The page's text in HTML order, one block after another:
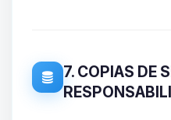
7. COPIAS DE